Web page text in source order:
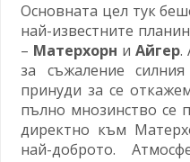
Основната цел тук
най-известните
– Матерхорн иАйгер.
за съжаление
принуди за се
пълно мнозинство се
директно към
най-доброто.